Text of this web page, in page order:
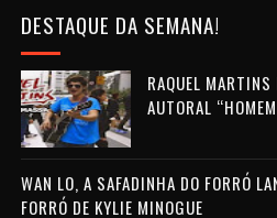
DESTAQUE DA SEMANA!
RAQUEL MARTINS
AUTORAL
WAN LO, A SAFADINHA DO FORRÓ
FORRÓ DE KYLIE MINOGUE